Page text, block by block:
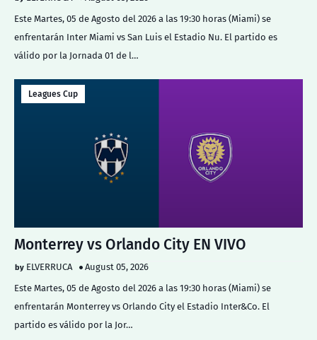
Este Martes, 05 de Agosto del 2026 a las 19:30 horas (Miami) se
enfrentarán Inter Miami vs San Luis el Estadio Nu. El partido es
válido por la Jornada 01 de l…
Leagues Cup
Monterrey vs Orlando City EN VIVO
ELVERRUCA
August 05, 2026
Este Martes, 05 de Agosto del 2026 a las 19:30 horas (Miami) se
enfrentarán Monterrey vs Orlando City el Estadio Inter&Co. El
partido es válido por la Jor…